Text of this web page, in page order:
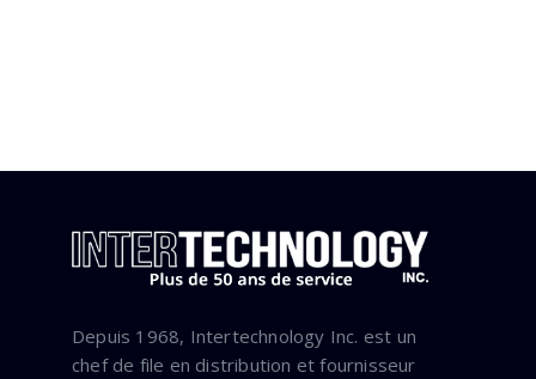
Depuis 1968, Intertechnology Inc. est un
chef de file en distribution et fournisseur